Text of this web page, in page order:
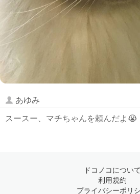
あゆみ
スースー、マチちゃんを頼んだよ😭
ドコノコについて
利用規約
プライバシーポリ